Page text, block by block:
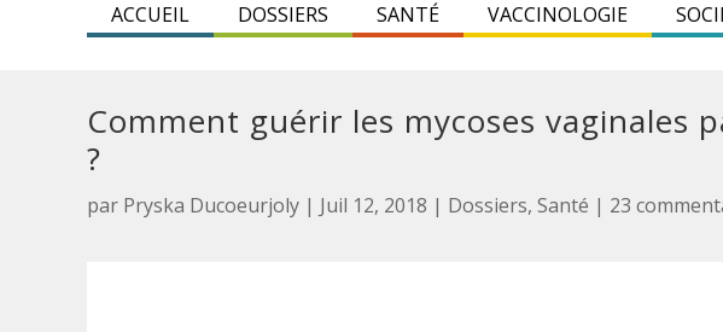
ACCUEIL DOSSIERS SANTÉ VACCINOLOGIE
Comment guérir les mycoses vaginales
?
par Pryska Ducoeurjoly | Juil 12, 2018 | Dossiers, Santé | 23